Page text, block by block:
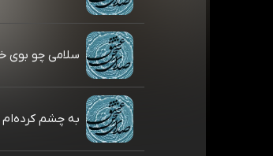
سلامی چو بوی
به چشم کرده‌ام